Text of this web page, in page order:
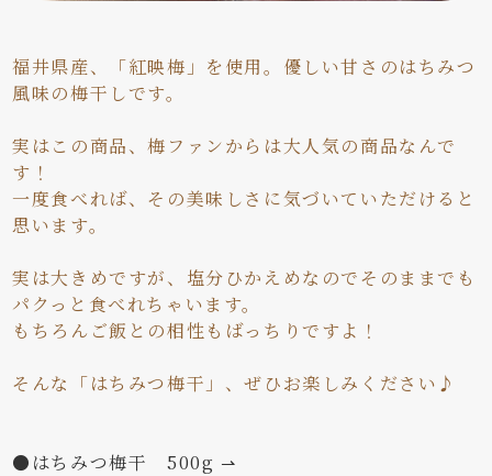
福井県産、「紅映梅」を使用。優しい甘さのはちみつ
風味の梅干しです。
実はこの商品、梅ファンからは大人気の商品なんで
す！
一度食べれば、その美味しさに気づいていただけると
思います。
実は大きめですが、塩分ひかえめなのでそのままでも
パクっと食べれちゃいます。
もちろんご飯との相性もばっちりですよ！
そんな「はちみつ梅干」、ぜひお楽しみください♪
●はちみつ梅干 500g ⇀